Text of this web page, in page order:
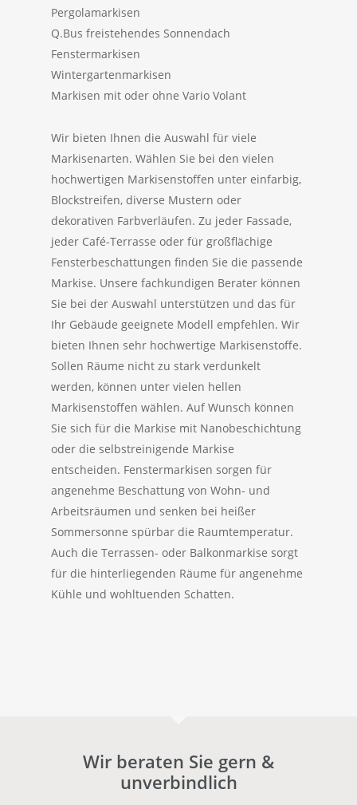
Pergolamarkisen
Q.Bus freistehendes Sonnendach
Fenstermarkisen
Wintergartenmarkisen
Markisen mit oder ohne Vario Volant
Wir bieten Ihnen die Auswahl für viele
Markisenarten. Wählen Sie bei den vielen
hochwertigen Markisenstoffen unter einfarbig,
Blockstreifen, diverse Mustern oder
dekorativen Farbverläufen. Zu jeder Fassade,
jeder Café-Terrasse oder für großflächige
Fensterbeschattungen finden Sie die passende
Markise. Unsere fachkundigen Berater können
Sie bei der Auswahl unterstützen und das für
Ihr Gebäude geeignete Modell empfehlen. Wir
bieten Ihnen sehr hochwertige Markisenstoffe.
Sollen Räume nicht zu stark verdunkelt
werden, können unter vielen hellen
Markisenstoffen wählen. Auf Wunsch können
Sie sich für die Markise mit Nanobeschichtung
oder die selbstreinigende Markise
entscheiden. Fenstermarkisen sorgen für
angenehme Beschattung von Wohn- und
Arbeitsräumen und senken bei heißer
Sommersonne spürbar die Raumtemperatur.
Auch die Terrassen- oder Balkonmarkise sorgt
für die hinterliegenden Räume für angenehme
Kühle und wohltuenden Schatten.
Wir beraten Sie gern &
unverbindlich